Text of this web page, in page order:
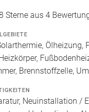
Sterne aus 4
Ölheizung,
Brennstoffzelle,
Neuinstallation /